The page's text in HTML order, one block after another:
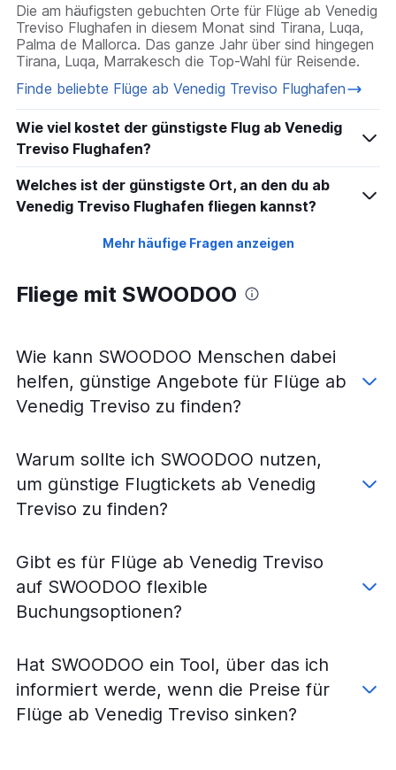
Die am häufigsten gebuchten Orte für Flüge ab Venedig
Treviso Flughafen in diesem Monat sind Tirana, Luqa,
Palma de Mallorca. Das ganze Jahr über sind hingegen
Tirana, Luqa, Marrakesch die Top-Wahl für Reisende.
Finde beliebte Flüge ab Venedig Treviso Flughafen
Wie viel kostet der günstigste Flug ab Venedig
Treviso Flughafen?
Welches ist der günstigste Ort, an den du ab
Venedig Treviso Flughafen fliegen kannst?
Mehr häufige Fragen anzeigen
Fliege mit SWOODOO
Wie kann SWOODOO Menschen dabei
helfen, günstige Angebote für Flüge ab
Venedig Treviso zu finden?
Warum sollte ich SWOODOO nutzen,
um günstige Flugtickets ab Venedig
Treviso zu finden?
Gibt es für Flüge ab Venedig Treviso
auf SWOODOO flexible
Buchungsoptionen?
Hat SWOODOO ein Tool, über das ich
informiert werde, wenn die Preise für
Flüge ab Venedig Treviso sinken?